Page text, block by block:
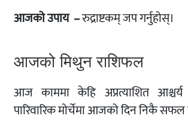
आजको उपाय –रुद्राष्टकम् जप गर्नुहोस्।
आजको मिथुन राशिफल
आज काममा केहि अप्रत्याशित
पारिवारिक मोर्चेमा आजको दिन निकै